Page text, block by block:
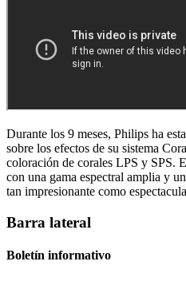
Durante los 9 meses, Philips ha
sobre los efectos de su sistema
coloración de corales LPS y SPS.
con una gama espectral amplia y
tan impresionante como
Barra lateral
Boletín informativo